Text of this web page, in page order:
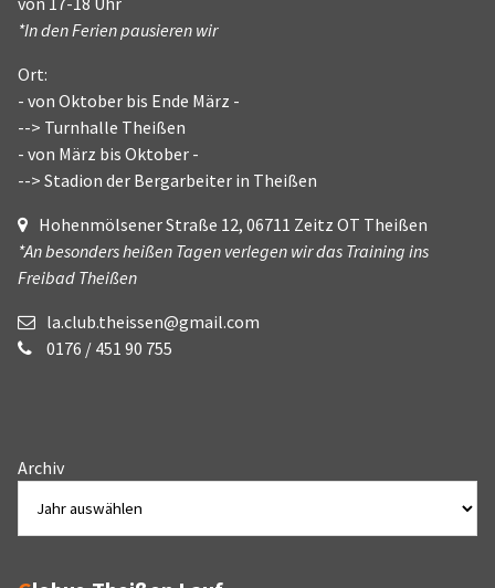
*In den Ferien pausieren wir
Ort:
- von Oktober bis Ende März -
--> Turnhalle Theißen
- von März bis Oktober -
--> Stadion der Bergarbeiter in Theißen
Hohenmölsener Straße 12, 06711 Zeitz OT Theißen
*An besonders heißen Tagen verlegen wir das Training ins
Freibad Theißen
la.club.theissen@gmail.com
0176 / 451 90 755
Archiv